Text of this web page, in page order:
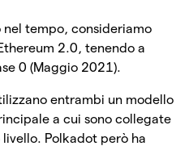
tempo, consideriamo
2.0, tenendo a
0 (Maggio 2021).
entrambi un modello
a cui sono collegate
Polkadot però ha